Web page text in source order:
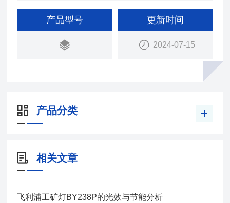
OHS环保材料绿色安心，优化散热设计确保整灯寿
命长效无忧。
产品型号 更新时间
2024-07-15
产品分类
相关文章
飞利浦工矿灯BY238P的光效与节能分析